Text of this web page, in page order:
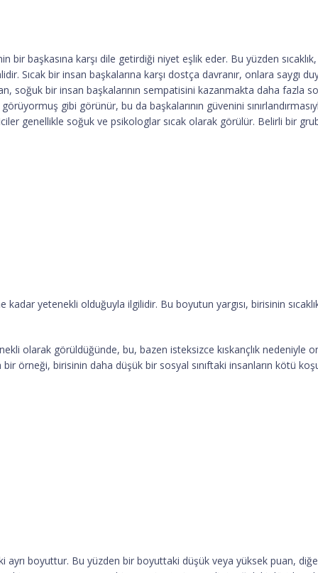
bir başkasına karşı dile getirdiği niyet eşlik eder. Bu yüzden
Sıcak bir insan başkalarına karşı dostça davranır, onlara saygı
soğuk bir insan başkalarının sempatisini kazanmakta daha fazla
gibi görünür, bu da başkalarının güvenini
genellikle soğuk ve psikologlar sıcak olarak görülür. Belirli bir
yetenekli olduğuyla ilgilidir. Bu boyutun yargısı, birisinin
olarak görüldüğünde, bu, bazen isteksizce kıskançlık nedeniyle
örneği, birisinin daha düşük bir sosyal sınıftaki insanların kötü
boyuttur. Bu yüzden bir boyuttaki düşük veya yüksek puan,